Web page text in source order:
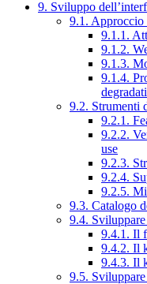
9. Sviluppo
9.1.
9.1.1.
9.1.2.
9.1.3.
9.1.4.
9.2. Strumenti
9.2.1.
9.2.2.
use
9.2.3.
9.2.4.
9.2.5.
9.3. Catalogo
9.4.
9.4.1. Il
9.4.2. Il
9.4.3. Il
9.5.